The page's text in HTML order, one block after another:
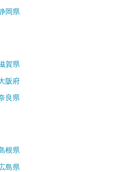
岡県
賀県
阪府
良県
根県
島県